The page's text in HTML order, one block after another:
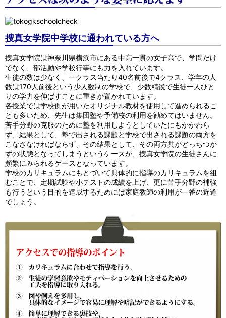
捜真女学院中学校に通われている方へ
捜真女学院は神奈川県横浜市にある中高一貫の女子高で、学問だけ
でなく、部活動や学校行事にも力を入れています。
生徒の数は少なく、一クラス当たり40名前後で4クラス、学年の人
数は170人前後という少人数制の学校で、少数精鋭で生徒一人ひと
りの学力を伸ばすことに重きが置かれています。
各授業では学校側が用いたオリジナル教材を使用して進められるこ
とも多いため、先生は集団塾や予備校の利用を勧めてはいません。
苦手分野の克服のために塾を利用しようとしていたにもかかわら
ず、結果として、塾で出される課題と学校で出される課題の両方を
こなさなければならず、その結果として、その両方共がどっちつか
ずの状態となってしまうというケースが、捜真女学院の生徒さんに
頻繁にみられるケースとなっています。
学校のカリキュラムにもとづいて具体的に指導のカリキュラムを組
むことで、定期試験や小テストの成績を上げ、更に苦手分野の補強
も行うという目的を達成するためには家庭教師の利用が一番の近道
でしょう。